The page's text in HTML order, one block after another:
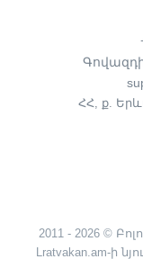
Գովազդի
ՀՀ, ք.
2011 - 2026 ©
Lratvakan.am-ի